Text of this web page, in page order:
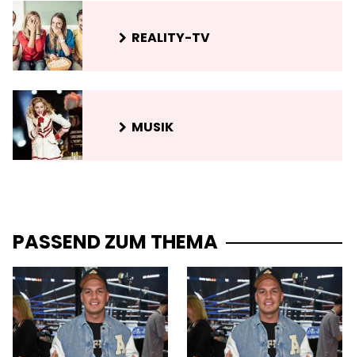
REALITY-TV
MUSIK
PASSEND ZUM THEMA